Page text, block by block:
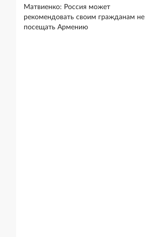
Матвиенко: Россия может
рекомендовать своим гражданам не
посещать Армению